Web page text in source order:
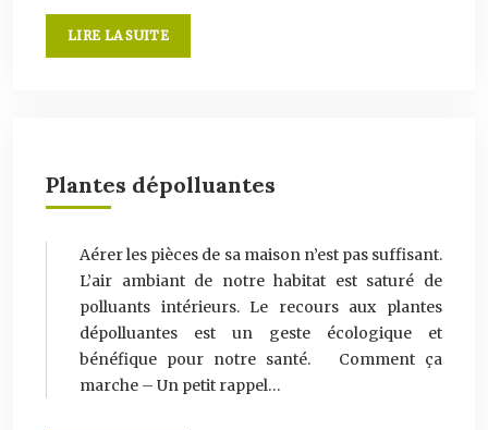
LIRE LA SUITE
Plantes dépolluantes
Aérer les pièces de sa maison n’est pas suffisant.
L’air ambiant de notre habitat est saturé de
polluants intérieurs. Le recours aux plantes
dépolluantes est un geste écologique et
bénéfique pour notre santé. Comment ça
marche – Un petit rappel…